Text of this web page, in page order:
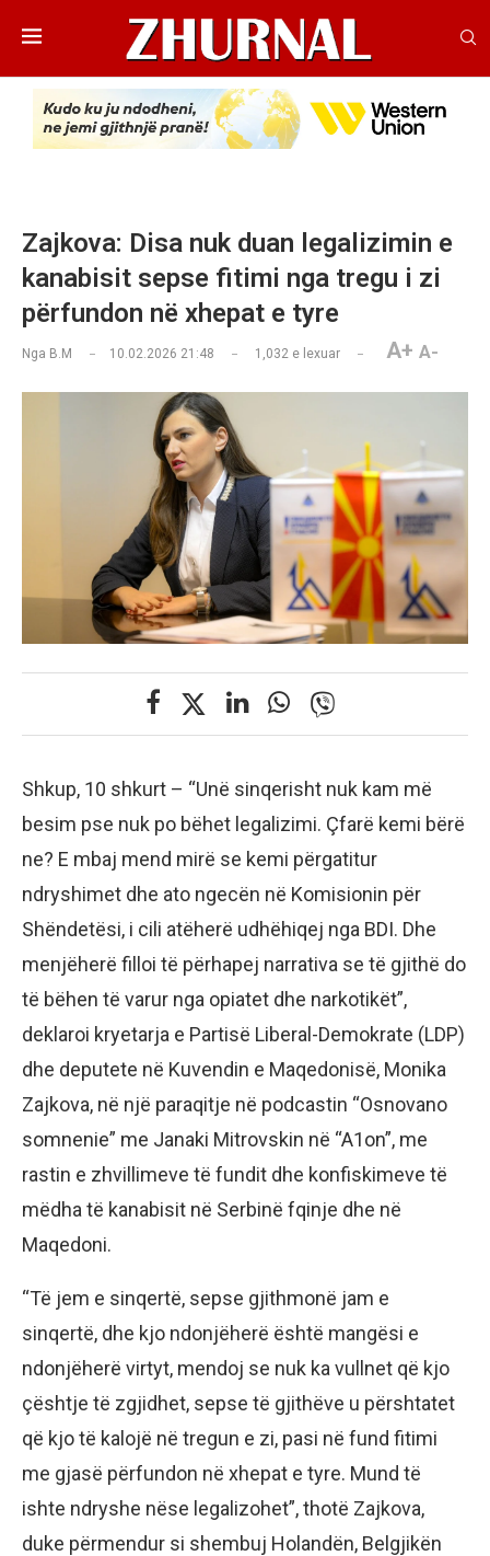
Zajkova: Disa nuk duan legalizimin e
kanabisit sepse fitimi nga tregu i zi
përfundon në xhepat e tyre
Nga B.M 10.02.2026 21:48 1,032 e lexuar A+ A-
Shkup, 10 shkurt – “Unë sinqerisht nuk kam më
besim pse nuk po bëhet legalizimi. Çfarë kemi bërë
ne? E mbaj mend mirë se kemi përgatitur
ndryshimet dhe ato ngecën në Komisionin për
Shëndetësi, i cili atëherë udhëhiqej nga BDI. Dhe
menjëherë filloi të përhapej narrativa se të gjithë do
të bëhen të varur nga opiatet dhe narkotikët”,
deklaroi kryetarja e Partisë Liberal-Demokrate (LDP)
dhe deputete në Kuvendin e Maqedonisë, Monika
Zajkova, në një paraqitje në podcastin “Osnovano
somnenie” me Janaki Mitrovskin në “A1on”, me
rastin e zhvillimeve të fundit dhe konfiskimeve të
mëdha të kanabisit në Serbinë fqinje dhe në
Maqedoni.
“Të jem e sinqertë, sepse gjithmonë jam e
sinqertë, dhe kjo ndonjëherë është mangësi e
ndonjëherë virtyt, mendoj se nuk ka vullnet që kjo
çështje të zgjidhet, sepse të gjithëve u përshtatet
që kjo të kalojë në tregun e zi, pasi në fund fitimi
me gjasë përfundon në xhepat e tyre. Mund të
ishte ndryshe nëse legalizohet”, thotë Zajkova,
duke përmendur si shembuj Holandën, Belgjikën